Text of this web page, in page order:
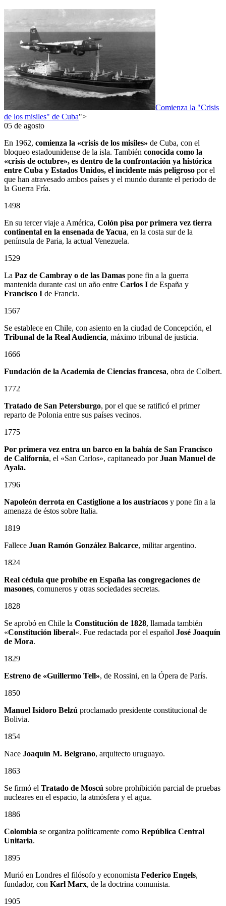
Comienza la "Crisis
de los misiles" de Cuba">
05 de agosto
En 1962, comienza la «crisis de los misiles» de Cuba, con el
bloqueo estadounidense de la isla. También conocida como la
«crisis de octubre», es dentro de la confrontación ya histórica
entre Cuba y Estados Unidos, el incidente más peligroso por el
que han atravesado ambos países y el mundo durante el periodo de
la Guerra Fría.
1498
En su tercer viaje a América, Colón pisa por primera vez tierra
continental en la ensenada de Yacua, en la costa sur de la
península de Paria, la actual Venezuela.
1529
La Paz de Cambray o de las Damas pone fin a la guerra
mantenida durante casi un año entre Carlos I de España y
Francisco I de Francia.
1567
Se establece en Chile, con asiento en la ciudad de Concepción, el
Tribunal de la Real Audiencia, máximo tribunal de justicia.
1666
Fundación de la Academia de Ciencias francesa, obra de Colbert.
1772
Tratado de San Petersburgo, por el que se ratificó el primer
reparto de Polonia entre sus países vecinos.
1775
Por primera vez entra un barco en la bahía de San Francisco
de California, el «San Carlos», capitaneado porJuan Manuel de
Ayala.
1796
Napoleón derrota en Castiglione a los austríacos y pone fin a la
amenaza de éstos sobre Italia.
1819
Fallece Juan Ramón González Balcarce, militar argentino.
1824
Real cédula que prohíbe en España las congregaciones de
masones, comuneros y otras sociedades secretas.
1828
Se aprobó en Chile la Constitución de 1828, llamada también
«Constitución liberal«. Fue redactada por el español José Joaquín
de Mora.
1829
Estreno de «Guillermo Tell», de Rossini, en la Ópera de París.
1850
Manuel Isidoro Belzú proclamado presidente constitucional de
Bolivia.
1854
Nace Joaquín M. Belgrano, arquitecto uruguayo.
1863
Se firmó el Tratado de Moscú sobre prohibición parcial de pruebas
nucleares en el espacio, la atmósfera y el agua.
1886
Colombia se organiza políticamente como República Central
Unitaria.
1895
Murió en Londres el filósofo y economista Federico Engels,
fundador, con Karl Marx, de la doctrina comunista.
1905